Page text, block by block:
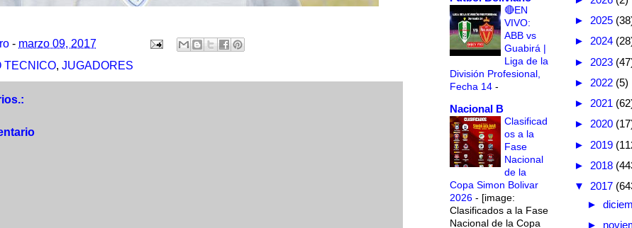
- marzo 09, 2017
TECNICO, JUGADORES
🔴EN
VIVO:
ABB vs
Guabirá |
Liga de la
División Profesional,
Fecha 14 -
Nacional B
Clasificad
os a la
Fase
Nacional
de la
Copa Simon Bolivar
2026 - [image:
Clasificados a la Fase
Nacional de la Copa
► 2025
► 2024
► 2023
► 2022 (5)
► 2021
► 2020
► 2019
► 2018
▼ 2017
►
►